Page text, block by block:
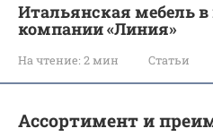
Итальянская мебель
компании «Линия»
На чтение: 2 мин Статьи
Ассортимент и